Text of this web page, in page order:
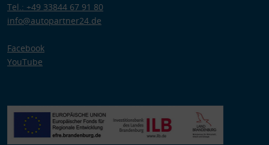
Tel.: +49 33844 67 91 80
info@autopartner24.de
Facebook
YouTube